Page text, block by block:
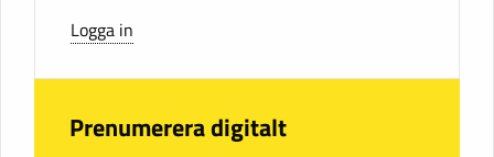
Logga in
Prenumerera digitalt